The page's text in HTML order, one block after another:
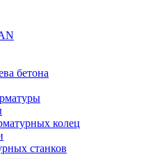
бетона
колец
станков